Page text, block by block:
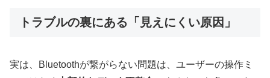
トラブルの裏にある「見えにくい原因」
実は、Bluetoothが繋がらない問題は、ユーザーの操作ミ